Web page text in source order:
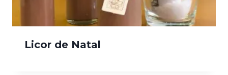
Licor de Natal